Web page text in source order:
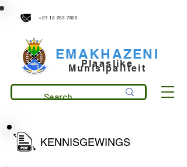
EMAKHAZENI
Plaaslike
Munisipaliteit
+27 13 253 7600
KENNISGEWINGS